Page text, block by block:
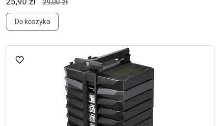
29,00 zł
Do koszyka